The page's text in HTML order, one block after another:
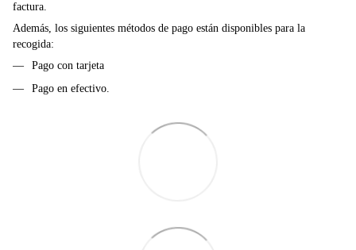
factura.
Además, los siguientes métodos de pago están disponibles para la
recogida:
Pago con tarjeta
Pago en efectivo.